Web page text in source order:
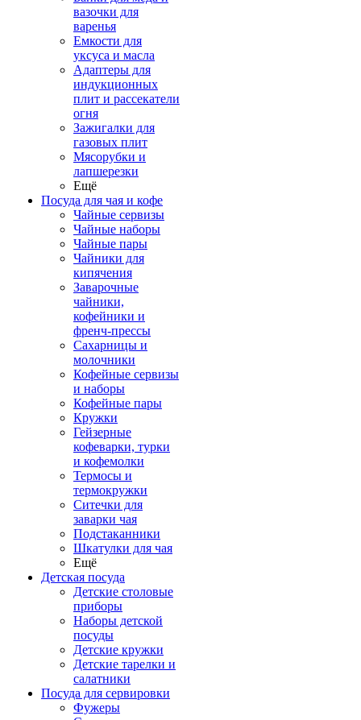
вазочки для
варенья
Емкости для
уксуса и масла
Адаптеры для
индукционных
плит и рассекатели
огня
Зажигалки для
газовых плит
Мясорубки и
лапшерезки
Ещё
Посуда для чая и кофе
Чайные сервизы
Чайные наборы
Чайные пары
Чайники для
кипячения
Заварочные
чайники,
кофейники и
френч-прессы
Сахарницы и
молочники
Кофейные сервизы
и наборы
Кофейные пары
Кружки
Гейзерные
кофеварки, турки
и кофемолки
Термосы и
термокружки
Ситечки для
заварки чая
Подстаканники
Шкатулки для чая
Ещё
Детская посуда
Детские столовые
приборы
Наборы детской
посуды
Детские кружки
Детские тарелки и
салатники
Посуда для сервировки
Фужеры